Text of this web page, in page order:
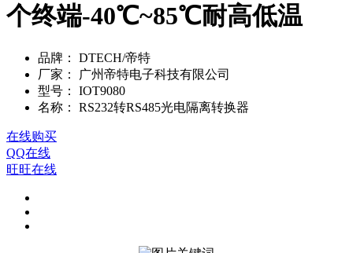
个终端-40℃~85℃耐高低温
品牌：
DTECH/帝特
厂家：
广州帝特电子科技有限公司
型号：
IOT9080
名称：
RS232转RS485光电隔离转换器
在线购买
QQ在线
旺旺在线